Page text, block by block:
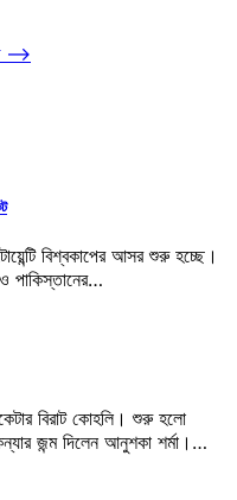
⟶
বিশ্বকাপের আসর শুরু হচ্ছে।
পাকিস্তানের…
বিরাট কোহলি। শুরু হলো
জন্ম দিলেন আনুশকা শর্মা।…